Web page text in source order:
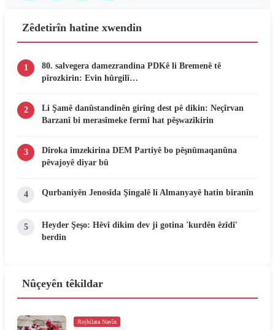
Zêdetirîn hatine xwendin
1
80. salvegera damezrandina PDKê li Bremenê tê
pîrozkirin: Evin hûrgilî…
2
Li Şamê danûstandinên girîng dest pê dikin: Neçîrvan
Barzanî bi merasîmeke fermî hat pêşwazîkirin
3
Dîroka îmzekirina DEM Partiyê bo pêşnûmaqanûna
pêvajoyê diyar bû
4 Qurbaniyên Jenosîda Şingalê li Almanyayê hatin bîranîn
5
Heyder Şeşo: Hêvî dikim dev ji gotina 'kurdên êzîdî'
berdin
Nûçeyên têkildar
Rojhilata Navîn